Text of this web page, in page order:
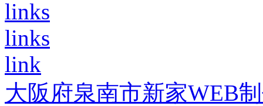
links
links
link
大阪府泉南市新家WEB